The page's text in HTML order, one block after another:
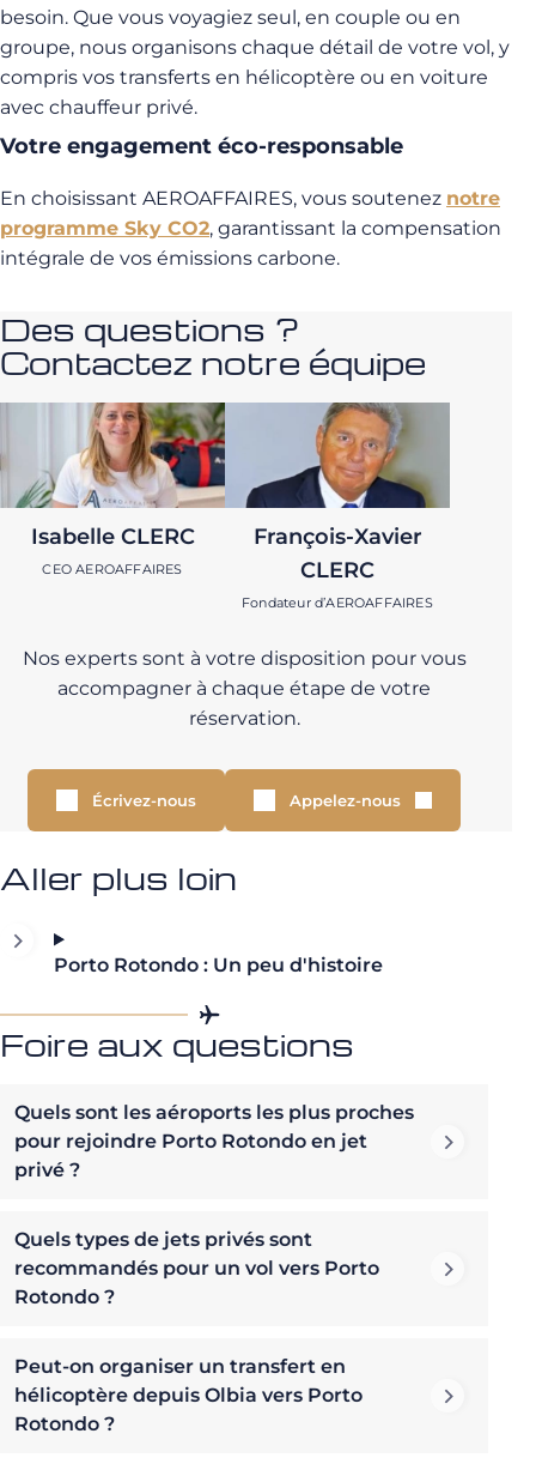
besoin. Que vous voyagiez seul, en couple ou en
groupe, nous organisons chaque détail de votre vol, y
compris vos transferts en hélicoptère ou en voiture
avec chauffeur privé.
Votre engagement éco-responsable
En choisissant AEROAFFAIRES, vous soutenez notre
programme Sky CO2, garantissant la compensation
intégrale de vos émissions carbone.
Des questions ?
Contactez notre équipe
Isabelle CLERC
CEO AEROAFFAIRES
François-Xavier
CLERC
Fondateur d’AEROAFFAIRES
Nos experts sont à votre disposition pour vous
accompagner à chaque étape de votre
réservation.
Écrivez-nous Appelez-nous
Aller plus loin
Porto Rotondo : Un peu d'histoire
Foire aux questions
Quels sont les aéroports les plus proches
pour rejoindre Porto Rotondo en jet
privé ?
Quels types de jets privés sont
recommandés pour un vol vers Porto
Rotondo ?
Peut-on organiser un transfert en
hélicoptère depuis Olbia vers Porto
Rotondo ?